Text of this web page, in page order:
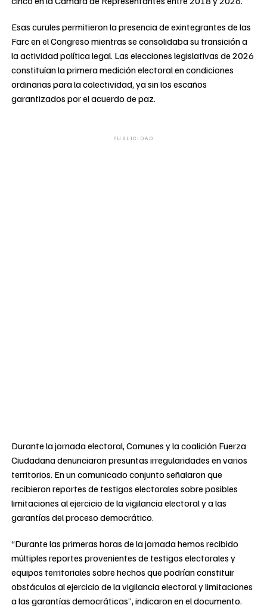
Esas curules permitieron la presencia de exintegrantes de las
Farc en el Congreso mientras se consolidaba su transición a
la actividad política legal. Las elecciones legislativas de 2026
constituían la primera medición electoral en condiciones
ordinarias para la colectividad, ya sin los escaños
garantizados por el acuerdo de paz.
PUBLICIDAD
Durante la jornada electoral, Comunes y la coalición Fuerza
Ciudadana denunciaron presuntas irregularidades en varios
territorios. En un comunicado conjunto señalaron que
recibieron reportes de testigos electorales sobre posibles
limitaciones al ejercicio de la vigilancia electoral y a las
garantías del proceso democrático.
“Durante las primeras horas de la jornada hemos recibido
múltiples reportes provenientes de testigos electorales y
equipos territoriales sobre hechos que podrían constituir
obstáculos al ejercicio de la vigilancia electoral y limitaciones
a las garantías democráticas”, indicaron en el documento.